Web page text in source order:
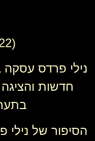
(1948-2022)
נילי פרדס עסקה
חדשות והציגה
הסיפור של נילי